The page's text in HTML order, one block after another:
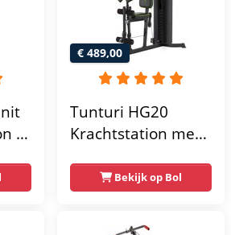
–
€ 489,00
Tunturi HG20
Krachtstation met
Compacte home
gym met lat pulley
Bekijk op Bol